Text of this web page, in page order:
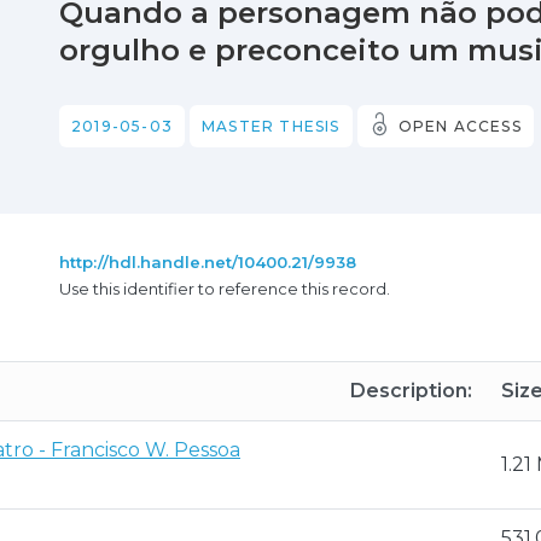
Quando a personagem não
orgulho e preconceito um
2019-05-03 MASTER THESIS OPEN ACCESS
http://hdl.handle.net/10400.21/9938
Use this identifier to reference this record.
Description:
- Francisco W. Pessoa
1.21